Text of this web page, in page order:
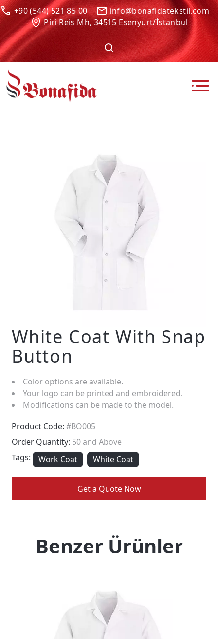
+90 (544) 521 85 00
info@bonafidatekstil.com
Piri Reis Mh, 34515 Esenyurt/İstanbul
White Coat With Snap
Button
Color options are available.
Your logo can be printed and embroidered.
Modifications can be made to the model.
Product Code: #BO005
Order Quantity: 50 and Above
Tags:
Work Coat White Coat
Get a Quote Now
Benzer Ürünler